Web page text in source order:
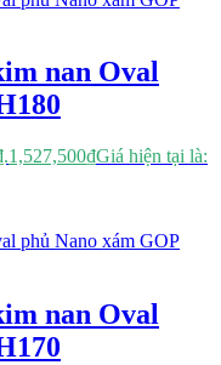
nan Oval
1,527,500₫Giá hiện tại là:
nan Oval